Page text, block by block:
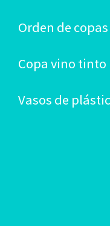
Orden de copas
Copa vino tinto
Vasos de